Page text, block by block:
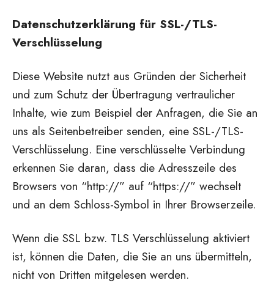
Datenschutzerklärung für SSL-/TLS-
Verschlüsselung
Diese Website nutzt aus Gründen der Sicherheit
und zum Schutz der Übertragung vertraulicher
Inhalte, wie zum Beispiel der Anfragen, die Sie an
uns als Seitenbetreiber senden, eine SSL-/TLS-
Verschlüsselung. Eine verschlüsselte Verbindung
erkennen Sie daran, dass die Adresszeile des
Browsers von “http://” auf “https://” wechselt
und an dem Schloss-Symbol in Ihrer Browserzeile.
Wenn die SSL bzw. TLS Verschlüsselung aktiviert
ist, können die Daten, die Sie an uns übermitteln,
nicht von Dritten mitgelesen werden.